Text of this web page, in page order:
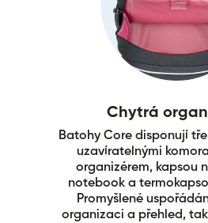
Chytrá
Batohy Core disponují
uzavíratelnými
organizérem, kapsou
notebook a
Promyšlené
organizaci a přehled,